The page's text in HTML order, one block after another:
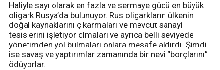
Haliyle sayı olarak en fazla ve sermaye gücü en büyük
oligark Rusya’da bulunuyor. Rus oligarkların ülkenin
doğal kaynaklarını çıkarmaları ve mevcut sanayi
tesislerini işletiyor olmaları ve ayrıca belli seviyede
yönetimden yol bulmaları onlara mesafe aldırdı. Şimdi
ise savaş ve yaptırımlar zamanında bir nevi “borçlarını”
ödüyorlar.